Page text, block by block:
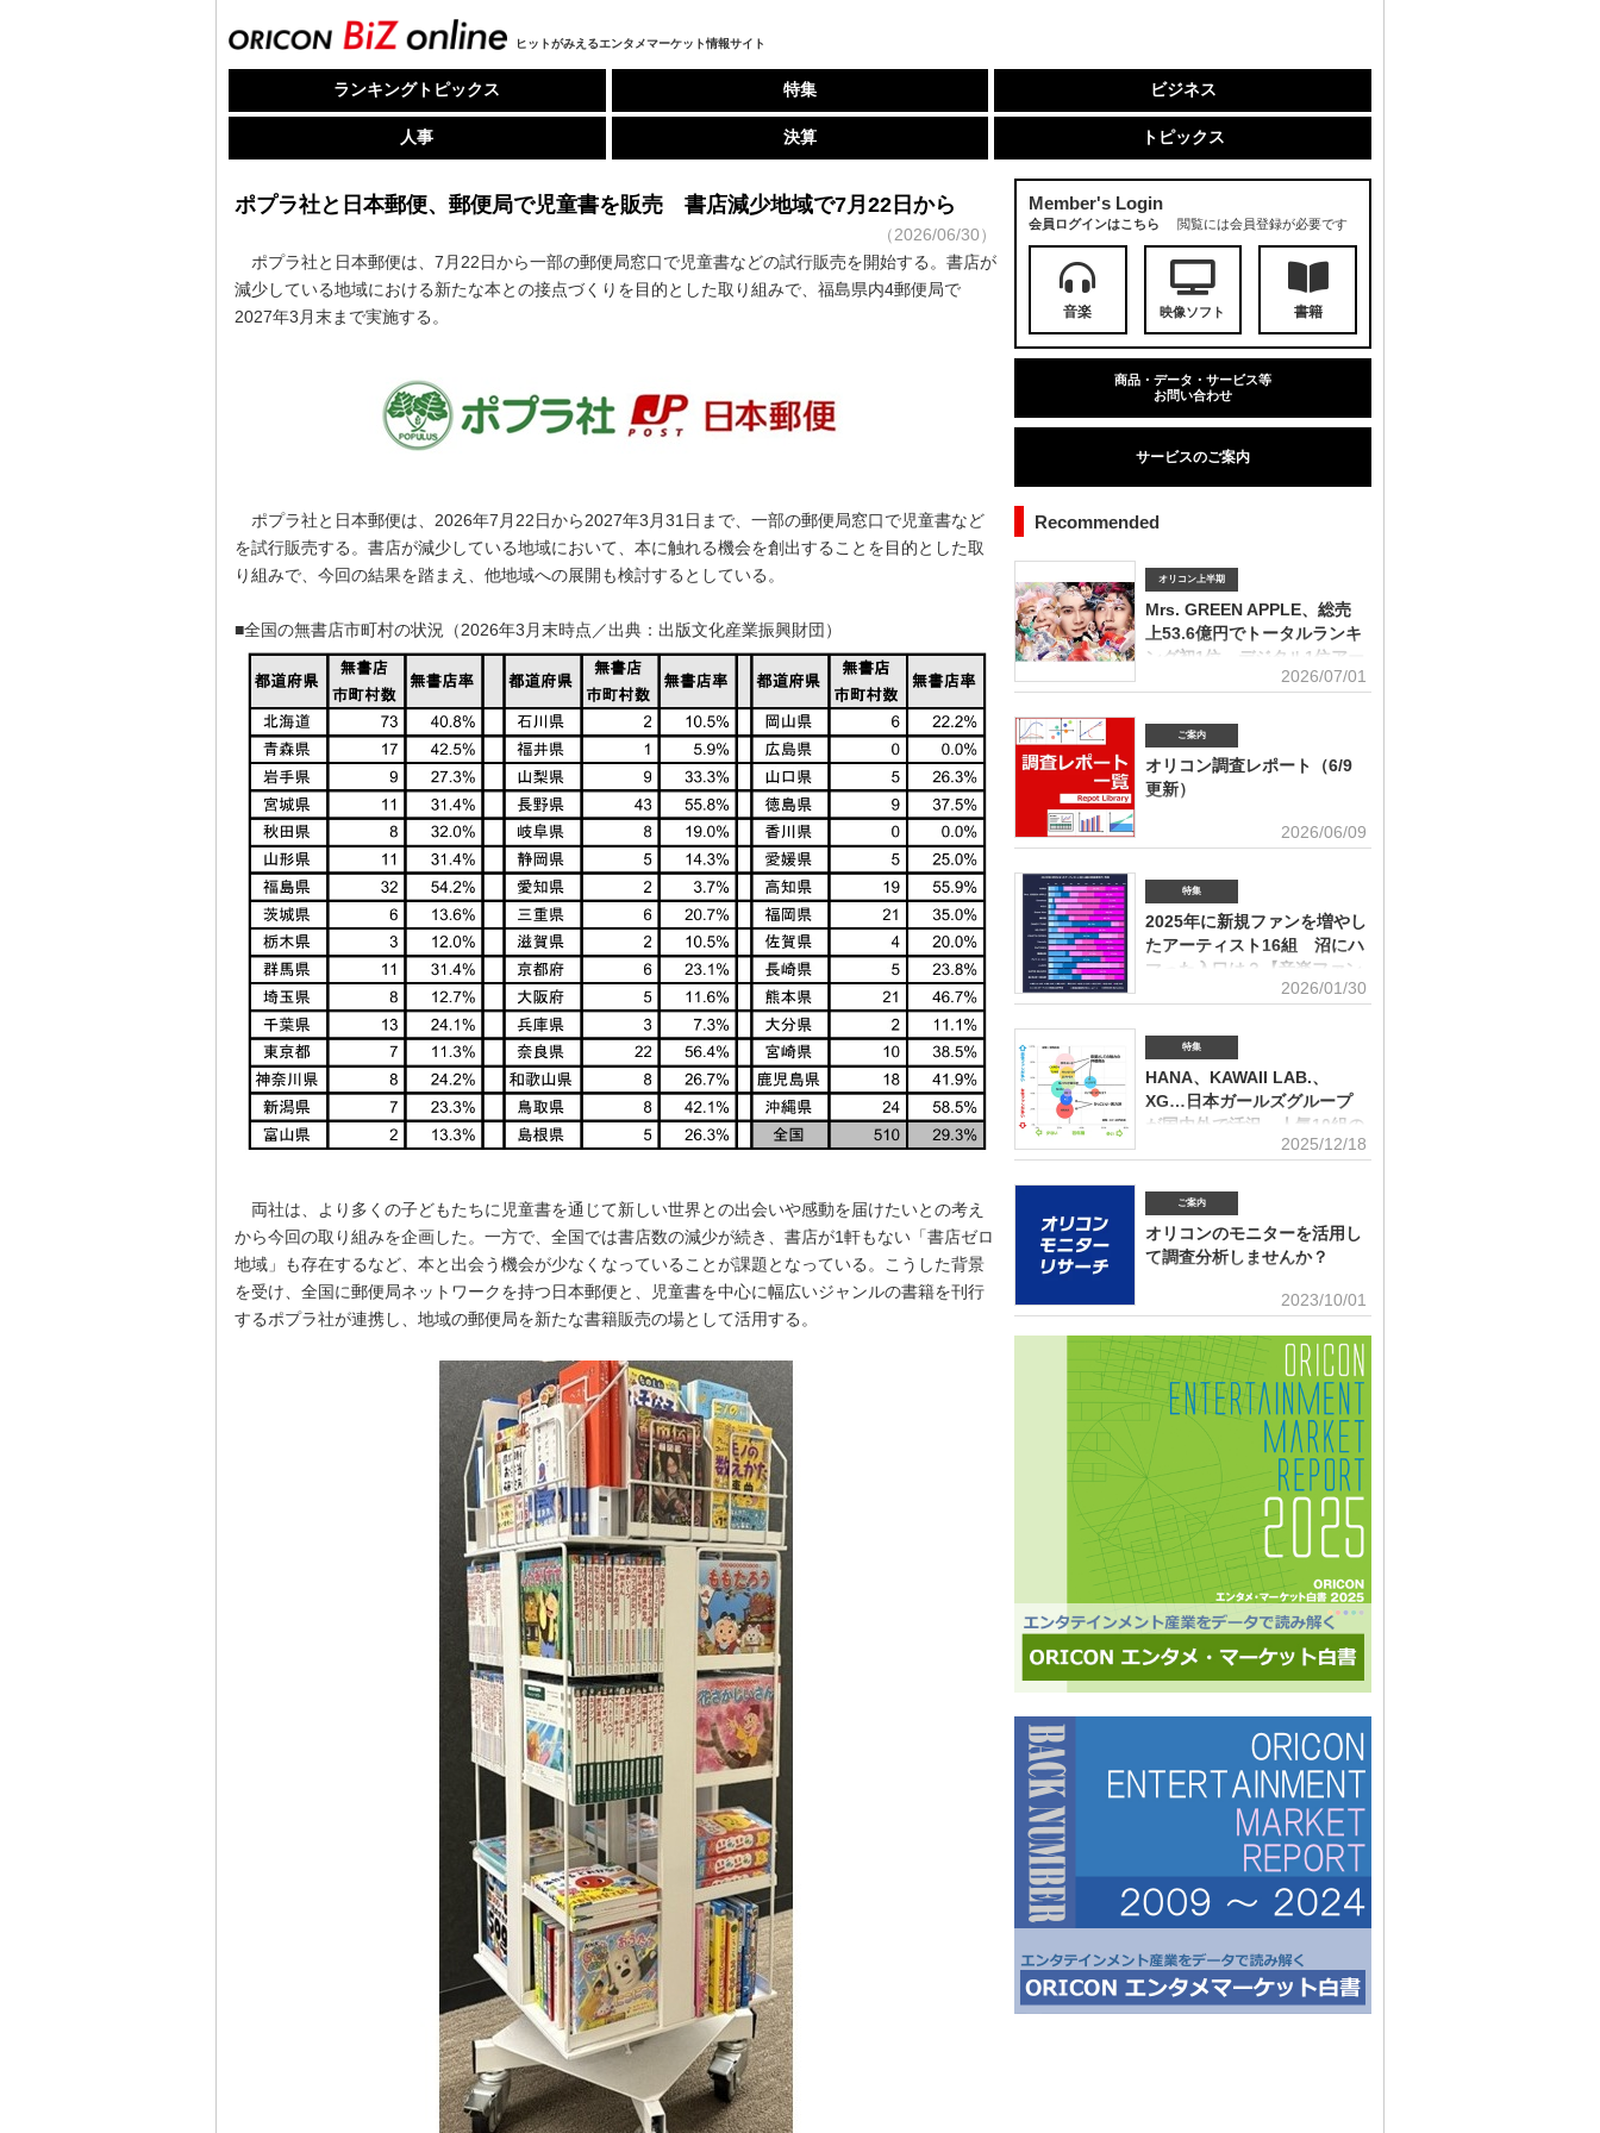
ヒットがみえるエンタメマーケット情報サイト
ランキングトピックス 特集 ビジネス
人事 決算 トピックス
ポプラ社と日本郵便、郵便局で児童書を販売 書店減少地域で7月22日から
（2026/06/30）
ポプラ社と日本郵便は、7月22日から一部の郵便局窓口で児童書などの試行販売を開始する。書店が
減少している地域における新たな本との接点づくりを目的とした取り組みで、福島県内4郵便局で
2027年3月末まで実施する。
ポプラ社と日本郵便は、2026年7月22日から2027年3月31日まで、一部の郵便局窓口で児童書など
を試行販売する。書店が減少している地域において、本に触れる機会を創出することを目的とした取
り組みで、今回の結果を踏まえ、他地域への展開も検討するとしている。
■全国の無書店市町村の状況（2026年3月末時点／出典：出版文化産業振興財団）
両社は、より多くの子どもたちに児童書を通じて新しい世界との出会いや感動を届けたいとの考え
から今回の取り組みを企画した。一方で、全国では書店数の減少が続き、書店が1軒もない「書店ゼロ
地域」も存在するなど、本と出会う機会が少なくなっていることが課題となっている。こうした背景
を受け、全国に郵便局ネットワークを持つ日本郵便と、児童書を中心に幅広いジャンルの書籍を刊行
するポプラ社が連携し、地域の郵便局を新たな書籍販売の場として活用する。
Member's Login
会員ログインはこちら 閲覧には会員登録が必要です
音楽 映像ソフト 書籍
商品・データ・サービス等
お問い合わせ
サービスのご案内
Recommended
オリコン上半期
Mrs. GREEN APPLE、総売
上53.6億円でトータルランキ
ング初1位 デジタル1位アー
ティストの受賞は史上初
■アーティスト別セールス部門トータルランキング オリコンは7
月1日、「オリコン上半期ランキング2026」（集計期間：2025年
12月8日～2026年6月7日）のアーティスト別セールス部門「トー
タルランキング」を発表。Mrs. GREEN APPLEが期間内総売上
53.6億円で、自身初の1位に輝いた。Mrs. GREEN APPLEはアー
ティスト別セールス部門「デジタルランキング」では3年連続で上
半期1位を獲得。安価なデジタルで1位を獲得したアーティストが
GREEN APPLE（左から）藤澤涼架（Key）、大森元貴（Vo／
Gt）、若井滉斗（Gt） アーティスト別セールス部門「トータル
ランキング」は、音楽ソフト【シングル、アルバム、ミュージック
DVD・Blu-ray】とデジタル【デジタルシングル（単曲）、デジタ
ルアルバム、ストリーミン
2026/07/01
ご案内
オリコン調査レポート（6/9
更新）
ユーザー調査、マーケット動向を元にエン
価格戦略の策定、商品企画、値上げ検討時の判断材料として活用で
きるデータを提供(2026年6月)ボーイズグループに関する調査2026
音楽・ライブ・SNS・動画配信を横断したファン行動を分析。今
後のマーケティング戦略に活用できる内容を提供(2026年5月)アー
ティストグッズに関する調査2026「なぜ買うのか」「何が売れる
のか」「いくらまで買うのか」を明確化し、商品企画・価格設計・
販売戦略に直結する示唆を提案(2026年4月)ストリーミング影響分
析分析（TikTok＆YouTube）2026TikTokトレンドがどのようにス
トリーミングに影響を与えたかを、YouTubeの順位推移とともに
グラフ化(2026年2月)音楽パッケージの購入行動に関する調査
2026/06/09
特集
2025年に新規ファンを増やし
たアーティスト16組 沼にハ
マった入口は？【音楽ファン
ORICON BiZ onlineでは「2025年に好きになったアーティスト」
のアンケート調査を実施した。本調査は、コロナ禍（2020年3月～
2021年10月）、2022年、2023年、2024年に続いて5回目。直近2
年の得票数はMrs. GREEN APPLEがダントツだったが、2025年の
音楽シーンにおいて最も多くの“新規ファン”を獲得したアーティス
トは誰だったのか、得票数TOP15（13位が同率4組だったため計
16組）を紹介する。 本調査は、2025年12月12日～18日にイン
ち、「2025年1～12月の期間に初めて好きになった音楽アーティ
ストはいますか（※2024年以前からずっと好きというアーティス
トは対象外）」との問いに「いる」と答えた人（1833人＝全体の
40.1％）に対して、1組をあげてもらった。「いる」と回答し
2026/01/30
特集
HANA、KAWAII LAB.、
XG…日本ガールズグループ
が国内外で活況 人気10組の
認知・好感、応援・消費行動
日本のガールズグループシーンでは近年、BMSG×ちゃんみながタ
ッグを組んだオーディション『NO NO GIRLS』発のHANAがオリ
コン週間ストリーミングランキングで鮮烈な初登場1位デビュー、
アソビシステムからFRUITS ZIPPERを筆頭とするKAWAII LAB.所
人ながら海外を主戦場としているXGの国内外での大旋風など活況
象とし、認知経路、イメージ、情報源、推し活・消費行動などを多
角的に調査した『日本ガールズグループ調査2025』をまとめ
た。 本調査の対象アーティストは【2024年1月以降の配信開始楽
曲でストリーミング累積3000万回超えの作品がある】日本のガー
ルズグループ。メジャーデビュー順に、超ときめき▽宣伝部（▽＝
ハート／以下、超ときめき宣伝部）＝LOVE
2025/12/18
ご案内
オリコンのモニターを活用し
て調査分析しませんか？
■アンケート専用のモニター組織世の中に
を届けようと、自由回答への記入が多い傾向にあります。■ライフ
スタイルセグメンテーションを基にした調査が可能生活意識や志向
性など日本人を価値観という視点から、予めセグメントしたモニタ
ー調査が可能。■オリコングループならではの「エンタメ」に特化
音楽アーティスト・アイドル・俳優・女優・アナウンサー・ドラ
マ・ライブ・ゲーム…など、エンタメ分野のマーケティングリサー
チの実績多数。■“オリコンランキング”のブランドをコンシューマ
分野においても活用・アンケートモニターの意見をランキング化
し、メディア展開・ビジネス記事のエビデンスデータとして・定性
データをoricon BiZ onlineに蓄積■様々なクライアント様にご利用
いただいております■活用事例 ●アーティストの現
2023/10/01